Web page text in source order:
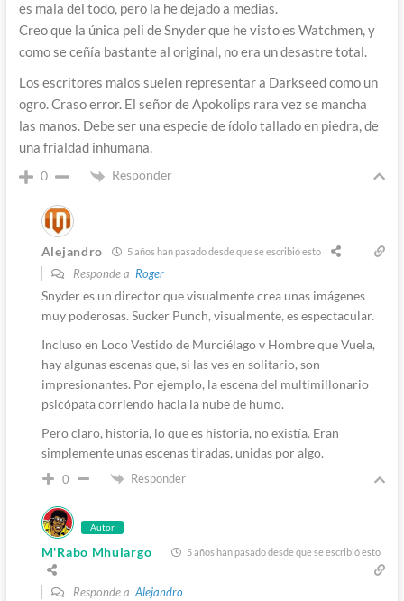
es mala del todo, pero la he dejado a medias.
Creo que la única peli de Snyder que he visto es Watchmen, y
como se ceñía bastante al original, no era un desastre total.
Los escritores malos suelen representar a Darkseed como un
ogro. Craso error. El señor de Apokolips rara vez se mancha
las manos. Debe ser una especie de ídolo tallado en piedra, de
una frialdad inhumana.
0 Responder
Alejandro 5 años han pasado desde que se escribió esto
Responde a Roger
Snyder es un director que visualmente crea unas imágenes
muy poderosas. Sucker Punch, visualmente, es espectacular.
Incluso en Loco Vestido de Murciélago v Hombre que Vuela,
hay algunas escenas que, si las ves en solitario, son
impresionantes. Por ejemplo, la escena del multimillonario
psicópata corriendo hacia la nube de humo.
Pero claro, historia, lo que es historia, no existía. Eran
simplemente unas escenas tiradas, unidas por algo.
0 Responder
Autor
M'Rabo Mhulargo 5 años han pasado desde que se escribió esto
Responde aAlejandro